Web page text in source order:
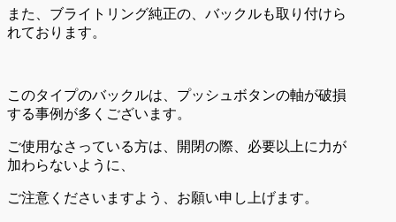
また、ブライトリング純正の、バックルも取り付けら
れております。
このタイプのバックルは、プッシュボタンの軸が破損
する事例が多くございます。
ご使用なさっている方は、開閉の際、必要以上に力が
加わらないように、
ご注意くださいますよう、お願い申し上げます。